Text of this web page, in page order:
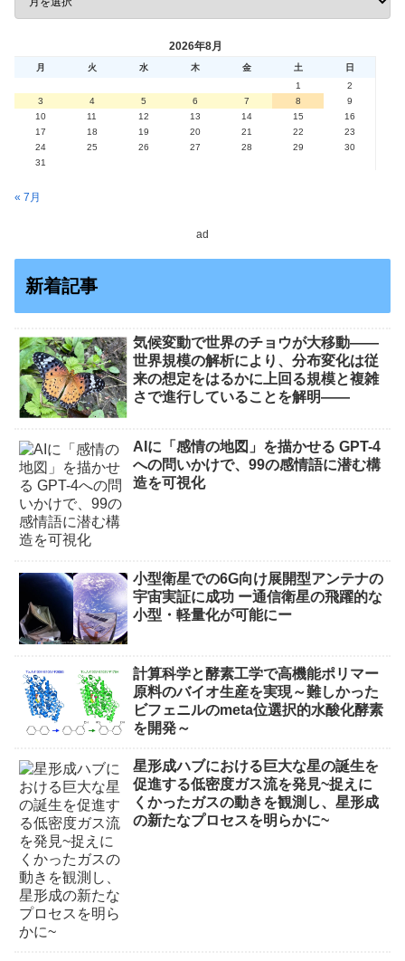
2026年8月
月 火 水 木 金 土
日
1
2
3
4 5 6 7 8
9
10
11 12 13 14 15
16
17
18 19 20 21 22
23
24
25 26 27 28 29
30
31
« 7月
ad
新着記事
気候変動で世界のチョウが大移動――
世界規模の解析により、分布変化は従
来の想定をはるかに上回る規模と複雑
さで進行していることを解明――
AIに「感情の地図」を描かせる GPT-4
への問いかけで、99の感情語に潜む構
造を可視化
小型衛星での6G向け展開型アンテナの
宇宙実証に成功 ー通信衛星の飛躍的な
小型・軽量化が可能にー
計算科学と酵素工学で高機能ポリマー
原料のバイオ生産を実現～難しかった
ビフェニルのmeta位選択的水酸化酵素
を開発～
星形成ハブにおける巨大な星の誕生を
促進する低密度ガス流を発見~捉えに
くかったガスの動きを観測し、星形成
の新たなプロセスを明らかに~